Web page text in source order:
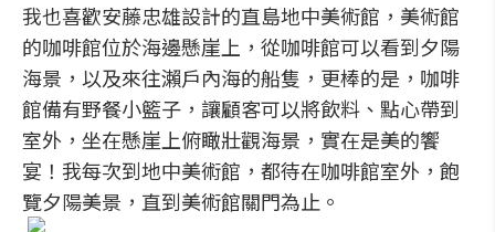
我也喜歡安藤忠雄設計的直島地中美術館，美術館
的咖啡館位於海邊懸崖上，從咖啡館可以看到夕陽
海景，以及來往瀨戶內海的船隻，更棒的是，咖啡
館備有野餐小籃子，讓顧客可以將飲料、點心帶到
室外，坐在懸崖上俯瞰壯觀海景，實在是美的饗
宴！我每次到地中美術館，都待在咖啡館室外，飽
覽夕陽美景，直到美術館關門為止。